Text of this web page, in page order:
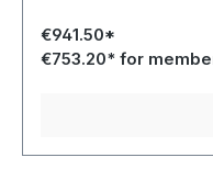
€941.50*
€753.20* for